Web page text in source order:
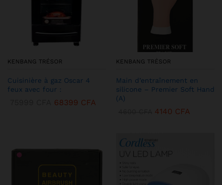
KENBANG TRÉSOR
Cuisinière à gaz Oscar 4
feux avec four :
68399 CFA
KENBANG TRÉSOR
Main d’entraînement en
silicone – Premier Soft Hand
(A)
4140 CFA